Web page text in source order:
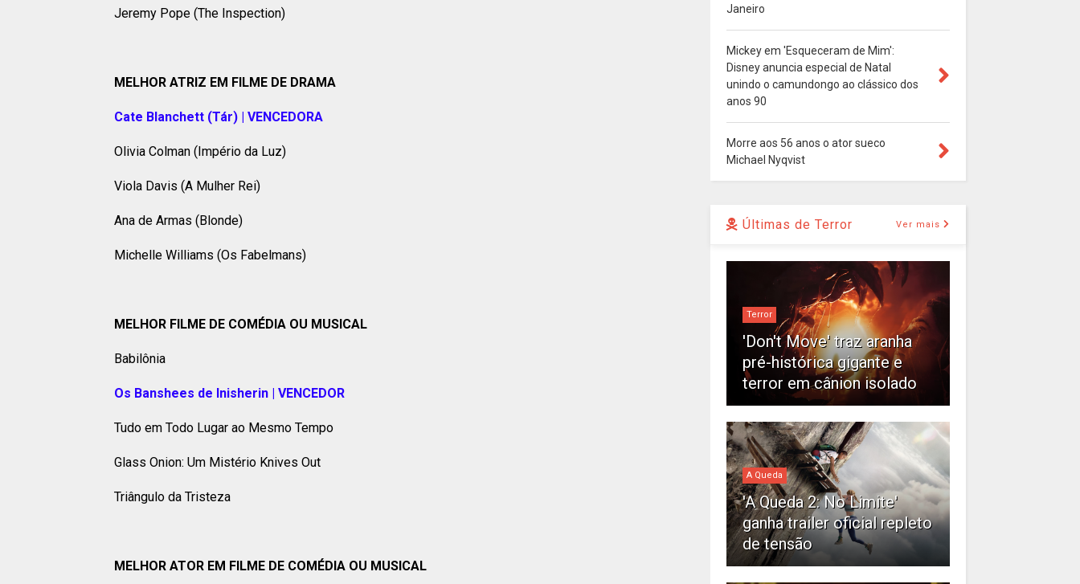
Jeremy Pope (The Inspection)
MELHOR ATRIZ EM FILME DE DRAMA
Cate Blanchett (Tár) | VENCEDORA
Olivia Colman (Império da Luz)
Viola Davis (A Mulher Rei)
Ana de Armas (Blonde)
Michelle Williams (Os Fabelmans)
MELHOR FILME DE COMÉDIA OU MUSICAL
Babilônia
Os Banshees de Inisherin | VENCEDOR
Tudo em Todo Lugar ao Mesmo Tempo
Glass Onion: Um Mistério Knives Out
Triângulo da Tristeza
MELHOR ATOR EM FILME DE COMÉDIA OU MUSICAL
Janeiro
Mickey em 'Esqueceram de Mim':
Disney anuncia especial de Natal
unindo o camundongo ao clássico dos
anos 90
Morre aos 56 anos o ator sueco
Michael Nyqvist
Últimas de Terror Ver mais
Terror
'Don't Move' traz aranha
pré-histórica gigante e
terror em cânion isolado
A Queda
'A Queda 2: No Limite'
ganha trailer oficial repleto
de tensão